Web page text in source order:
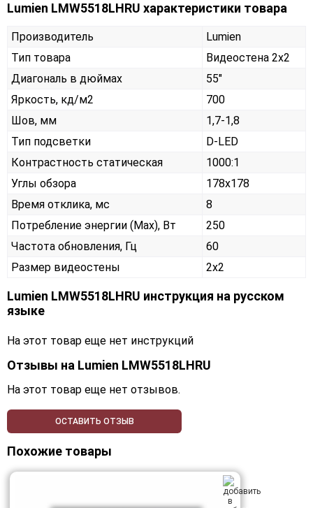
Lumien LMW5518LHRU характеристики товара
Производитель
Lumien
Тип товара
Видеостена 2х2
Диагональ в дюймах
55"
Яркость, кд/м2
700
Шов, мм
1,7-1,8
Тип подсветки
D-LED
Контрастность статическая
1000:1
Углы обзора
178x178
Время отклика, мс
8
Потребление энергии (Max), Вт
250
Частота обновления, Гц
60
Размер видеостены
2x2
Lumien LMW5518LHRU инструкция на русском
языке
На этот товар еще нет инструкций
Отзывы на Lumien LMW5518LHRU
На этот товар еще нет отзывов.
ОСТАВИТЬ ОТЗЫВ
Похожие товары